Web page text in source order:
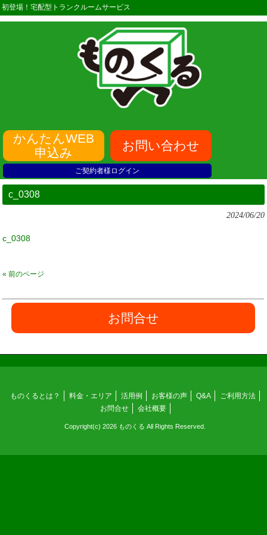
初登場！宅配型トランクルームサービス
かんたんWEB
申込み
お問い合わせ
ご契約者様ログイン
c_0308
2024/06/20
c_0308
« 前のページ
お問合せ
ものくるとは？ 料金・エリア 活用例 お客様の声 Q&A
ご利用方法
お問合せ
会社概要
Copyright(c) 2026 ものくる All Rights Reserved.